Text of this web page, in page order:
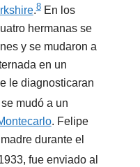
.8​ En los
hermanas se
y se mudaron a
en un
le diagnosticaran
mudó a un
. Felipe
durante el
fue enviado al